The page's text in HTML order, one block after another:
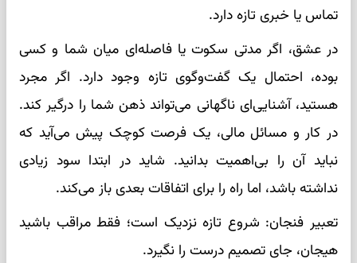
تماس یا خبری تازه دارد.
در عشق، اگر مدتی سکوت یا فاصله‌ای میان شما و کسی
بوده، احتمال یک گفت‌وگوی تازه وجود دارد. اگر مجرد
هستید، آشنایی‌ای ناگهانی می‌تواند ذهن شما را درگیر کند.
در کار و مسائل مالی، یک فرصت کوچک پیش می‌آید که
نباید آن را بی‌اهمیت بدانید. شاید در ابتدا سود زیادی
نداشته باشد، اما راه را برای اتفاقات بعدی باز می‌کند.
تعبیر فنجان: شروع تازه نزدیک است؛ فقط مراقب باشید
هیجان، جای تصمیم درست را نگیرد.